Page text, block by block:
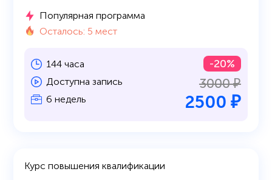
Популярная программа
Осталось: 5 мест
144 часа
Доступна запись
6 недель
-20%
3000 ₽
2500 ₽
Курс повышения квалификации